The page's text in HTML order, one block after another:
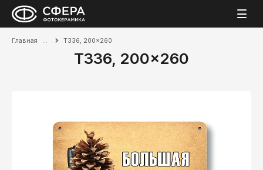
Главная T336, 200x260
T336, 200x260